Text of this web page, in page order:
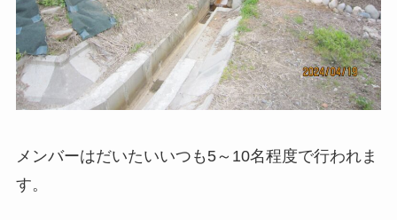
メンバーはだいたいいつも5～10名程度で行われま
す。